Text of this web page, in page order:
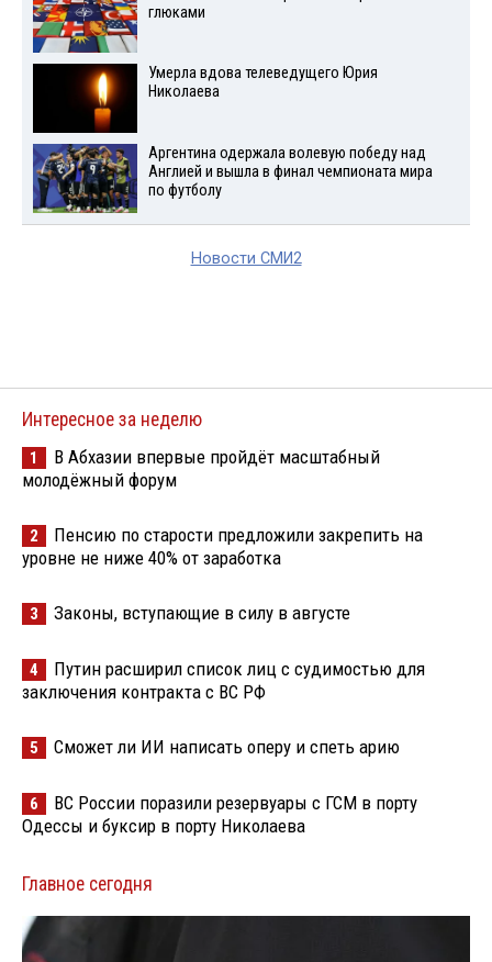
глюками
Умерла вдова телеведущего Юрия
Николаева
Аргентина одержала волевую победу над
Англией и вышла в финал чемпионата мира
по футболу
Новости СМИ2
Интересное за неделю
1
В Абхазии впервые пройдёт масштабный
молодёжный форум
2
Пенсию по старости предложили закрепить на
уровне не ниже 40% от заработка
3 Законы, вступающие в силу в августе
4
Путин расширил список лиц с судимостью для
заключения контракта с ВС РФ
5 Сможет ли ИИ написать оперу и спеть арию
6
ВС России поразили резервуары с ГСМ в порту
Одессы и буксир в порту Николаева
Главное сегодня